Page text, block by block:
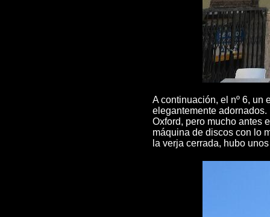
A continuación, el nº 6, un
elegantemente
Oxford, pero mucho antes
máquina de discos con lo
la verja cerrada, hubo